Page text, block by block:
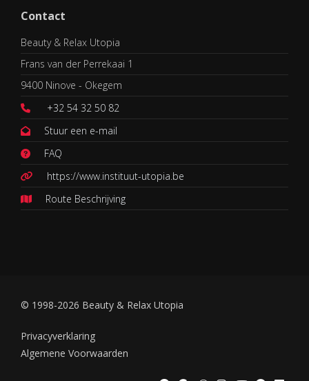
Contact
Beauty & Relax Utopia
Frans van der Perrekaai 1
9400 Ninove - Okegem
+32 54 32 50 82
Stuur een e-mail
FAQ
https://www.instituut-utopia.be
Route Beschrijving
© 1998-2026 Beauty & Relax Utopia
Privacyverklaring
Algemene Voorwaarden